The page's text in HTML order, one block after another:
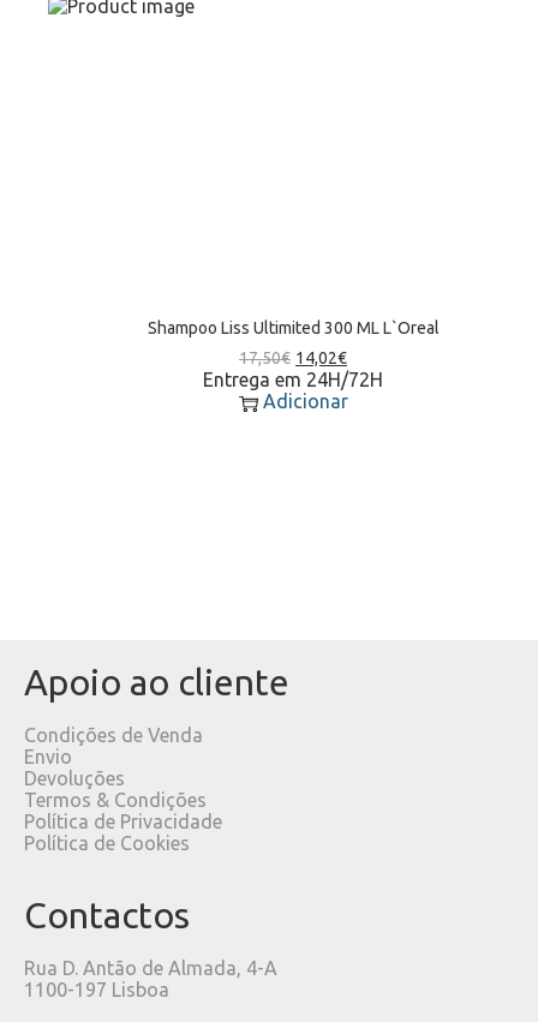
Shampoo Liss Ultimited 300 ML L`Oreal
17,50€ 14,02€
Entrega em 24H/72H
Adicionar
Apoio ao cliente
Condições de Venda
Envio
Devoluções
Termos & Condições
Política de Privacidade
Política de Cookies
Contactos
Rua D. Antão de Almada, 4-A
1100-197 Lisboa